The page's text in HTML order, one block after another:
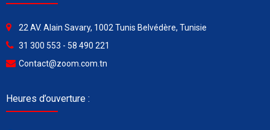
22 AV. Alain Savary, 1002 Tunis Belvédère, Tunisie
31 300 553 - 58 490 221
Contact@zoom.com.tn
Heures d’ouverture :